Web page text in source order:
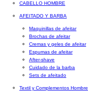
CABELLO HOMBRE
AFEITADO Y BARBA
Maquinillas de afeitar
Brochas de afeitar
Cremas y geles de afeitar
Espumas de afeitar
After-shave
Cuidado de la barba
Sets de afeitado
Textil y Complementos Hombre